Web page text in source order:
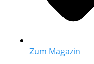
Zum Magazin